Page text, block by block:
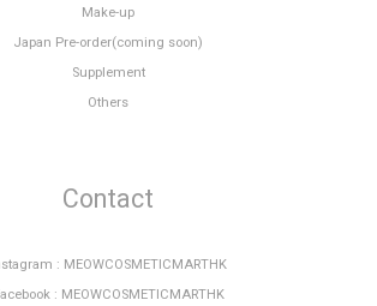
Make-up
Japan Pre-order(coming soon)
Supplement
Others
Contact
: MEOWCOSMETICMARTHK
: MEOWCOSMETICMARTHK